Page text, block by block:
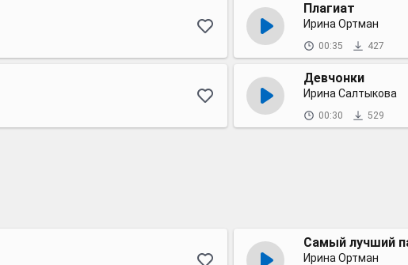
Плагиат
Ирина Ортман
00:35 427
Девчонки
Ирина Салтыкова
00:30 529
Самый лучший
Ирина Ортман